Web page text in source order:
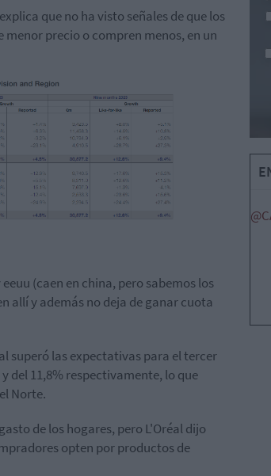
que no ha visto señales de que los
precio o compren menos, en un
(caen en china, pero sabemos los
allí y además no deja de ganar cuota
superó las expectativas para el tercer
del 11,8% respectivamente, lo que
Norte.
de los hogares, pero L'Oréal dijo
opten por productos de